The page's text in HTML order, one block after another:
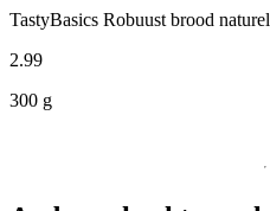
TastyBasics Robuust brood naturel
2.99
300 g